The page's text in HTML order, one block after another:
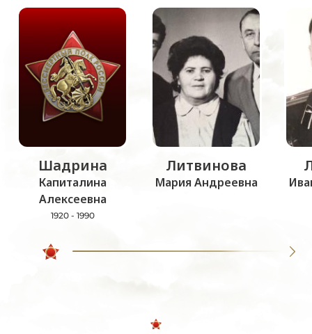
Шадрина
Капиталина
Алексеевна
1920 - 1990
Литвинова
Мария Андреевна